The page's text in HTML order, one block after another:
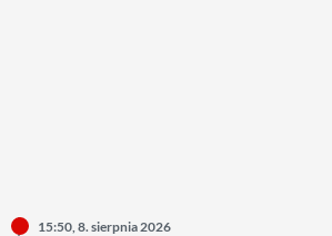
15:50, 8. sierpnia 2026